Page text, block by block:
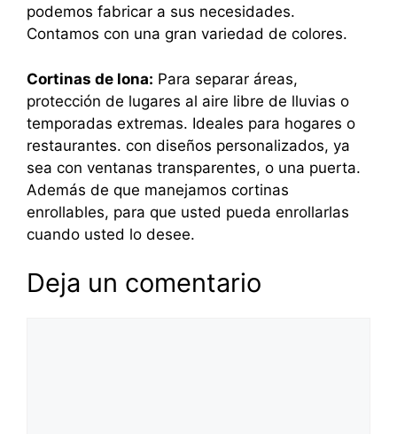
podemos fabricar a sus necesidades.
Contamos con una gran variedad de colores.
Cortinas de lona: Para separar áreas,
protección de lugares al aire libre de lluvias o
temporadas extremas. Ideales para hogares o
restaurantes. con diseños personalizados, ya
sea con ventanas transparentes, o una puerta.
Además de que manejamos cortinas
enrollables, para que usted pueda enrollarlas
cuando usted lo desee.
Deja un comentario